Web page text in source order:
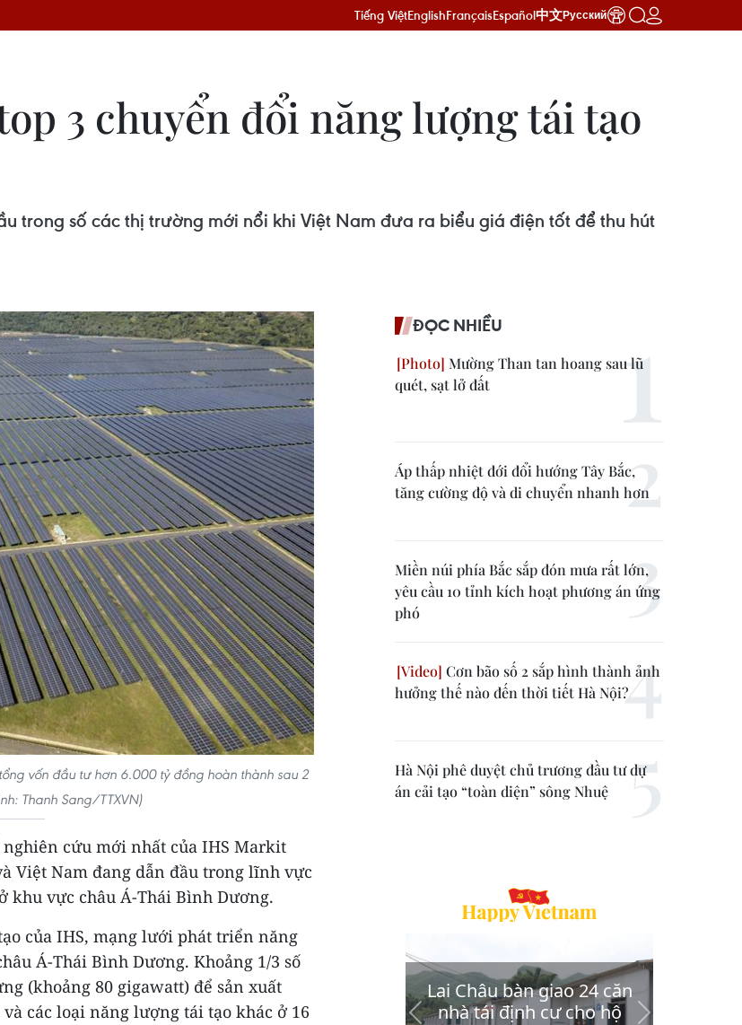
Tiếng ViệtEnglishFrançaisEspañol中文Русский
3 chuyển đổi năng lượng tái tạo
trong số các thị trường mới nổi khi Việt Nam đưa ra biểu giá điện tốt để thu hút
vốn đầu tư hơn 6.000 tỷ đồng hoàn thành sau 2
Thanh Sang/TTXVN)
cứu mới nhất của IHS Markit
Việt Nam đang dẫn đầu trong lĩnh vực
khu vực châu Á-Thái Bình Dương.
của IHS, mạng lưới phát triển năng
Á-Thái Bình Dương. Khoảng 1/3 số
(khoảng 80 gigawatt) để sản xuất
các loại năng lượng tái tạo khác ở 16
ĐỌC NHIỀU
Mường Than tan hoang sau lũ
quét, sạt lở đất
Áp thấp nhiệt đới đổi hướng Tây Bắc,
tăng cường độ và di chuyển nhanh hơn
Miền núi phía Bắc sắp đón mưa rất lớn,
yêu cầu 10 tỉnh kích hoạt phương án ứng
phó
Cơn bão số 2 sắp hình thành ảnh
hưởng thế nào đến thời tiết Hà Nội?
Hà Nội phê duyệt chủ trương đầu tư dự
án cải tạo “toàn diện” sông Nhuệ